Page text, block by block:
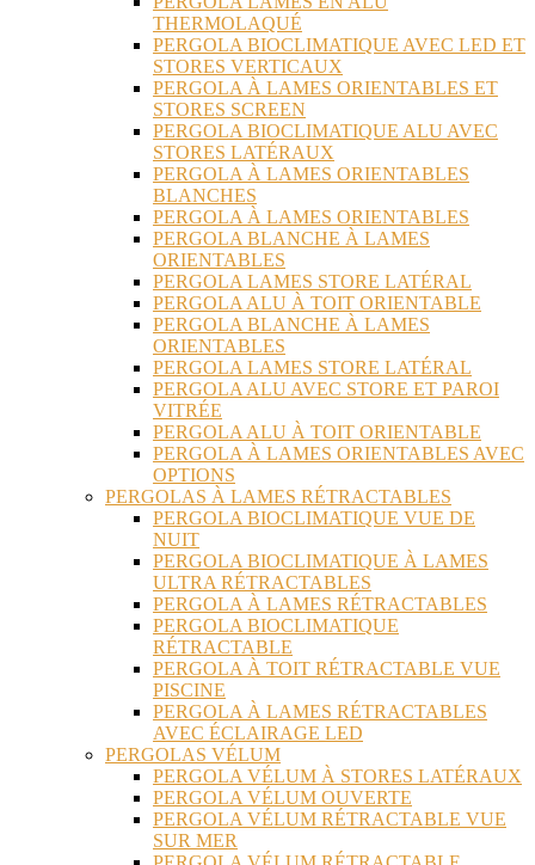
THERMOLAQUÉ
PERGOLA BIOCLIMATIQUE AVEC LED ET
STORES VERTICAUX
PERGOLA À LAMES ORIENTABLES ET
STORES SCREEN
PERGOLA BIOCLIMATIQUE ALU AVEC
STORES LATÉRAUX
PERGOLA À LAMES ORIENTABLES
BLANCHES
PERGOLA À LAMES ORIENTABLES
PERGOLA BLANCHE À LAMES
ORIENTABLES
PERGOLA LAMES STORE LATÉRAL
PERGOLA ALU À TOIT ORIENTABLE
PERGOLA BLANCHE À LAMES
ORIENTABLES
PERGOLA LAMES STORE LATÉRAL
PERGOLA ALU AVEC STORE ET PAROI
VITRÉE
PERGOLA ALU À TOIT ORIENTABLE
PERGOLA À LAMES ORIENTABLES AVEC
OPTIONS
PERGOLAS À LAMES RÉTRACTABLES
PERGOLA BIOCLIMATIQUE VUE DE
NUIT
PERGOLA BIOCLIMATIQUE À LAMES
ULTRA RÉTRACTABLES
PERGOLA À LAMES RÉTRACTABLES
PERGOLA BIOCLIMATIQUE
RÉTRACTABLE
PERGOLA À TOIT RÉTRACTABLE VUE
PISCINE
PERGOLA À LAMES RÉTRACTABLES
AVEC ÉCLAIRAGE LED
PERGOLAS VÉLUM
PERGOLA VÉLUM À STORES LATÉRAUX
PERGOLA VÉLUM OUVERTE
PERGOLA VÉLUM RÉTRACTABLE VUE
SUR MER